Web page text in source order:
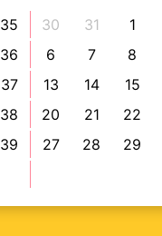
35
30 31 1
36
6 7 8
37
13 14 15
38
20 21 22
39
27 28 29